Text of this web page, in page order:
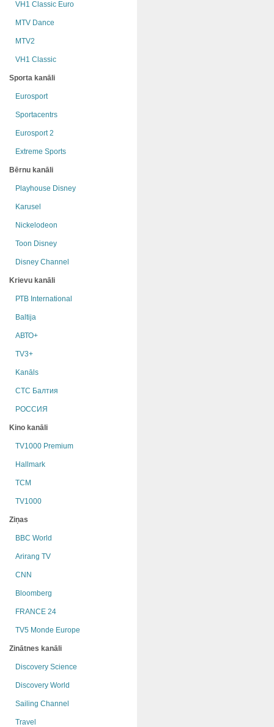
VH1 Classic Euro
MTV Dance
MTV2
VH1 Classic
Sporta kanāli
Eurosport
Sportacentrs
Eurosport 2
Extreme Sports
Bērnu kanāli
Playhouse Disney
Karusel
Nickelodeon
Toon Disney
Disney Channel
Krievu kanāli
РТB International
Baltija
АВТО+
TV3+
Kanāls
СТС Балтия
РОССИЯ
Kino kanāli
TV1000 Premium
Hallmark
TCM
TV1000
Ziņas
BBC World
Arirang TV
CNN
Bloomberg
FRANCE 24
TV5 Monde Europe
Zinātnes kanāli
Discovery Science
Discovery World
Sailing Channel
Travel